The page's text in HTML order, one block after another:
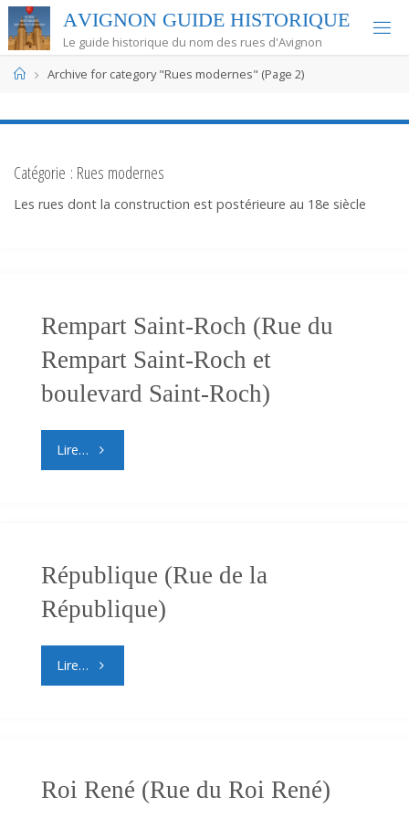
Skip
to
content
AVIGNON GUIDE HISTORIQUE
Le guide historique du nom des rues d'Avignon
HomeArchive for category "Rues modernes" (Page 2)
Catégorie : Rues modernes
Les rues dont la construction est postérieure au 18e siècle
Rempart Saint-Roch (Rue du
Rempart Saint-Roch et
boulevard Saint-Roch)
Lire… "Rempart
(Rue
du
Rempart
Saint-
boulevard
République (Rue de la
République)
Lire… "République
la
Roi René (Rue du Roi René)